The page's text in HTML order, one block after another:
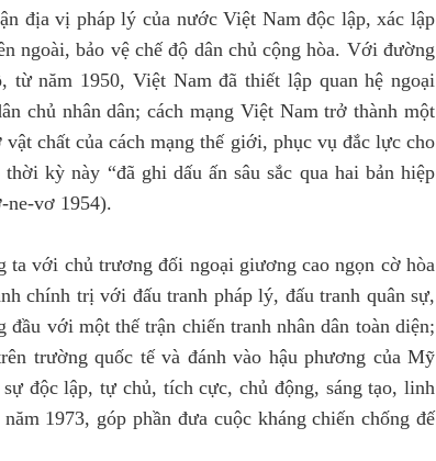
địa vị pháp lý của nước Việt Nam độc lập, xác lập
ngoài, bảo vệ chế độ dân chủ cộng hòa. Với đường
năm 1950, Việt Nam đã thiết lập quan hệ ngoại
chủ nhân dân; cách mạng Việt Nam trở thành một
chất của cách mạng thế giới, phục vụ đắc lực cho
kỳ này “đã ghi dấu ấn sâu sắc qua hai bản hiệp
ne-vơ 1954).
với chủ trương đối ngoại giương cao ngọn cờ hòa
chính trị với đấu tranh pháp lý, đấu tranh quân sự,
với một thế trận chiến tranh nhân dân toàn diện;
trường quốc tế và đánh vào hậu phương của Mỹ
độc lập, tự chủ, tích cực, chủ động, sáng tạo, linh
1973, góp phần đưa cuộc kháng chiến chống đế